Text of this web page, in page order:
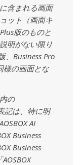
含まれる画面
ット（画面キ
版のものと
明がない限り
、Business Pro
様の画面とな
の
記は、特に明
AI
Business
Business